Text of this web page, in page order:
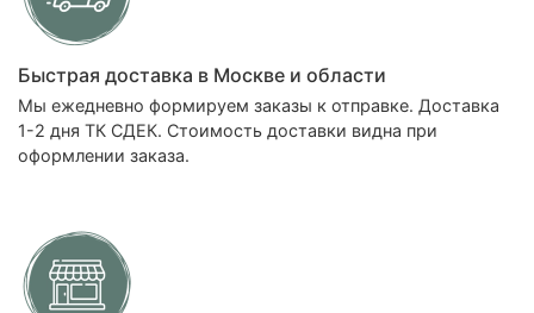
Быстрая доставка в Москве и области
Мы ежедневно формируем заказы к отправке. Доставка
1-2 дня ТК СДЕК. Стоимость доставки видна при
оформлении заказа.